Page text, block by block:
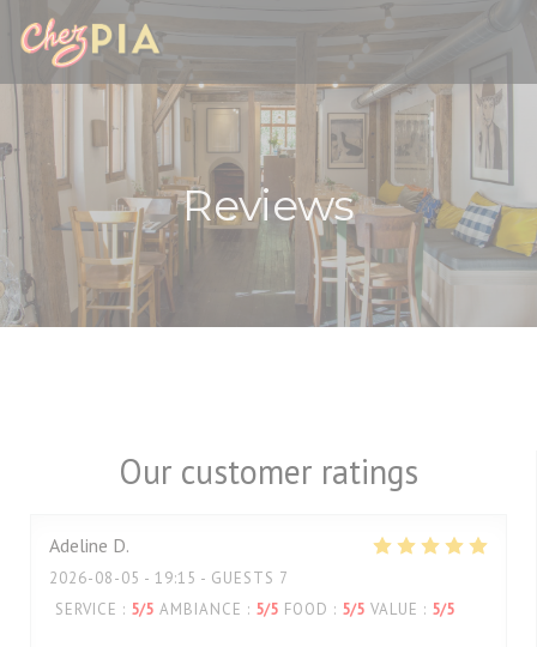
Personalizing your cookie choices
Reviews
Our customer ratings
Adeline D
2026-08-05 - 19:15 - GUESTS 7
SERVICE : 5/5 AMBIANCE : 5/5 FOOD : 5/5 VALUE : 5/5